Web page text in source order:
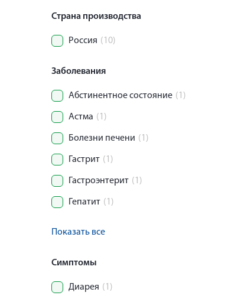
Страна производства
Россия (10)
Заболевания
Абстинентное состояние (1)
Астма (1)
Болезни печени (1)
Гастрит (1)
Гастроэнтерит (1)
Гепатит (1)
Показать все
Симптомы
Диарея (1)